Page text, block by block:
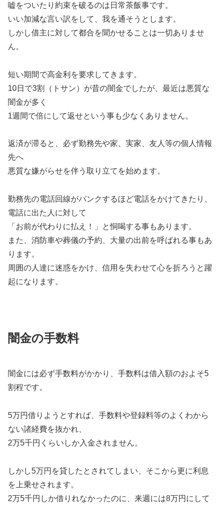
嘘をついたり約束を破るのは日常茶飯事です。
いい加減な言い訳をして、我を通そうとします。
しかし借主に対して都合を聞かせることは一切ありませ
ん。
短い期間で高金利を要求してきます。
10日で3割（トサン）が昔の闇金でしたが、最近は悪質な
闇金が多く
1週間で倍にして返せという事も少なくありません。
返済が滞ると、必ず勤務先や家、実家、友人等の個人情報
先へ
悪質な嫌がらせを伴う取り立てを始めます。
勤務先の電話回線がパンクするほど電話をかけてきたり、
電話に出た人に対して
「お前が代わりに払え！」と恫喝する事もあります。
また、消防車や葬儀の予約、大量の出前を呼ばれる事もあ
ります。
周囲の人達に迷惑をかけ、信用を失わせて心を折ろうと躍
起になります。
闇金の手数料
闇金には必ず手数料がかかり、手数料は借入額のおよそ5
割程です。
5万円借りようとすれば、手数料や登録料等のよくわから
ない諸経費を抜かれ、
2万5千円くらいしか入金されません。
しかし5万円を貸したとされてしまい、そこから更に利息
を上乗せされます。
2万5千円しか借りれなかったのに、来週には8万円にして